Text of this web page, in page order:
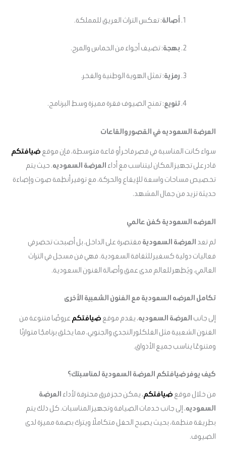
أصالة: تعكس التراث العريق للمملكة.
بهجة: تضيف أجواء من الحماس والمرح.
رمزية: تمثل الهوية الوطنية والفخر.
تنويع: تمنح الضيوف فقرة مميزة وسط البرنامج.
العرضة السعوديه في القصور والقاعات
سواء كانت المناسبة في قصر فاخر أو قاعة متوسطة، فإن موقع ضيافتكم
قادر على تجهيز المكان ليتناسب مع أداءالعرضة السعوديه. حيث يتم
تخصيص مساحات واسعة للإيقاع والحركة، مع توفير أنظمة صوت وإضاءة
حديثة تزيد من جمال المشهد.
العرضه السعودية كفن عالمي
لم تعد العرضة السعودية مقتصرة على الداخل، بل أصبحت تحضر في
فعاليات دولية كسفير للثقافة السعودية. فهي فن مسجل في التراث
العالمي، ويُظهر للعالم مدى عمق وأصالة الفنون السعودية.
تكامل العرضه السعودية مع الفنون الشعبية الأخرى
إلى جانب العرضة السعوديه، يقدم موقع ضيافتكم عروضًا متنوعة من
الفنون الشعبية مثل الفلكلور النجدي والجنوبي، مما يخلق برنامجًا متوازنًا
ومتنوعًا يناسب جميع الأذواق.
كيف يوفر ضيافتكم العرضة السعودية لمناسبتك؟
من خلال موقع ضيافتكم، يمكن حجز فرق محترفة لأداءالعرضة
السعوديه، إلى جانب خدمات الضيافة وتجهيز المناسبات. كل ذلك يتم
بطريقة منظمة، بحيث يصبح الحفل متكاملًا ويترك بصمة مميزة لدى
الضيوف.